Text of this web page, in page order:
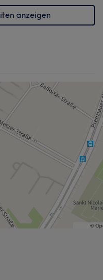
anzeigen